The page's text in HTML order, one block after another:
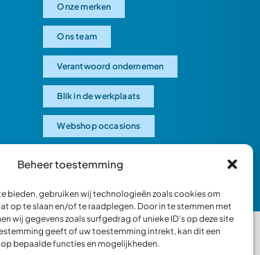
Beheer toestemming
bieden, gebruiken wij technologieën zoals cookies om
op te slaan en/of te raadplegen. Door in te stemmen met
wij gegevens zoals surfgedrag of unieke ID's op deze site
geeft of uw toestemming intrekt, kan dit een
bepaalde functies en mogelijkheden.
Onze merken
Ons team
Verantwoord ondernemen
Blik in de werkplaats
Webshop occasions